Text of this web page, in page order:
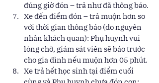
đúng giờ đón – trả như đã thông báo.
Xe đến điểm đón – trả muộn hơn so
với thời gian thông báo (do nguyên
nhân khách quan): Phụ huynh vui
lòng chờ, giám sát viên sẽ báo trước
cho gia đình nếu muộn hơn 05 phút.
Xe trả hết học sinh tại điểm cuối